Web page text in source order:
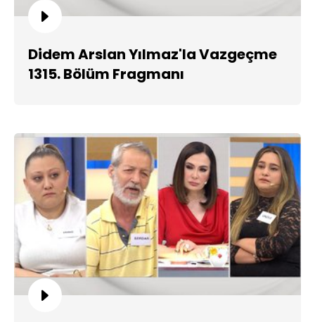
Didem Arslan Yılmaz'la Vazgeçme
1315. Bölüm Fragmanı